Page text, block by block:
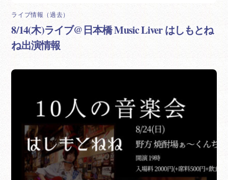
ライブ情報（過去）
8/14(木)ライブ@日本橋 Music Liver はしもとね
ね出演情報